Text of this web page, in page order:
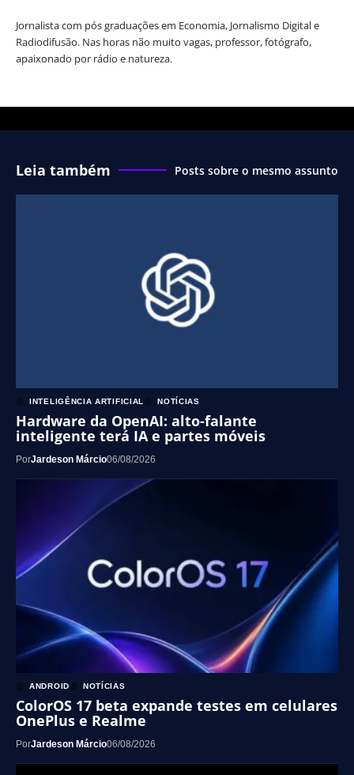
Jornalista com pós graduações em Economia, Jornalismo Digital e
Radiodifusão. Nas horas não muito vagas, professor, fotógrafo,
apaixonado por rádio e natureza.
Leia também Posts sobre o mesmo assunto
INTELIGÊNCIA ARTIFICIAL NOTÍCIAS
Hardware da OpenAI: alto-falante
inteligente terá IA e partes móveis
PorJardeson Márcio06/08/2026
ANDROID NOTÍCIAS
ColorOS 17 beta expande testes em celulares
OnePlus e Realme
PorJardeson Márcio06/08/2026